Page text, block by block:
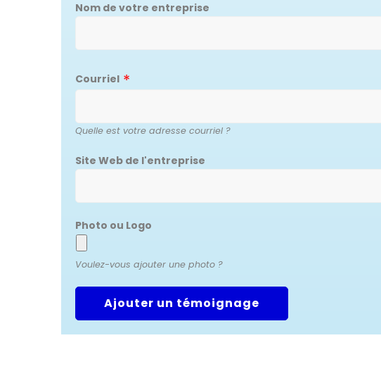
Nom de votre entreprise
Courriel
Quelle est votre adresse courriel ?
Site Web de l'entreprise
Photo ou Logo
Voulez-vous ajouter une photo ?